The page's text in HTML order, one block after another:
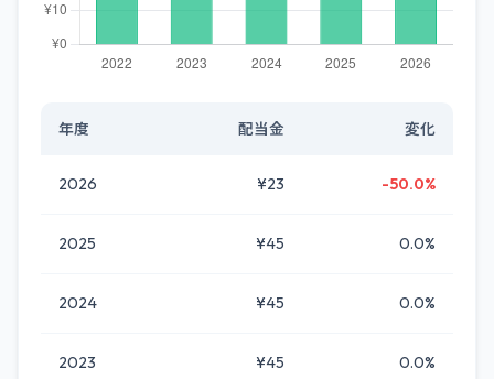
年度 配当金 変化
2026 ¥23 -50.0%
2025 ¥45 0.0%
2024 ¥45 0.0%
2023 ¥45 0.0%